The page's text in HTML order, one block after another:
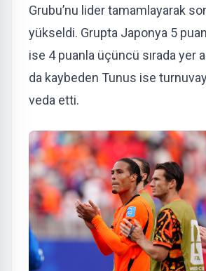
Grubu’nu lider tamamlayarak
yükseldi. Grupta Japonya 5
ise 4 puanla üçüncü sırada yer
da kaybeden Tunus ise
veda etti.